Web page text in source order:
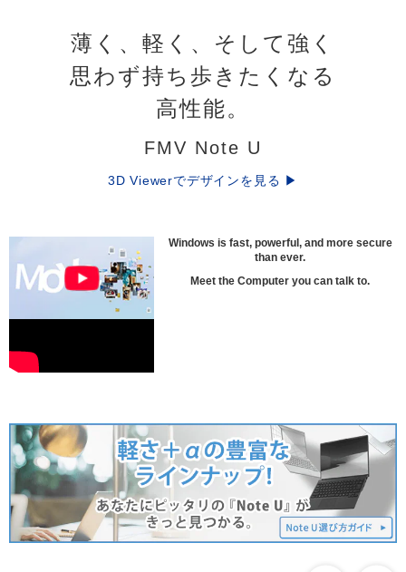
薄く、軽く、そして強く
思わず持ち歩きたくなる
高性能。
FMV Note U
3D Viewerでデザインを見る ▶
Windows is fast, powerful, and more secure
than ever.
Meet the Computer you can talk to.